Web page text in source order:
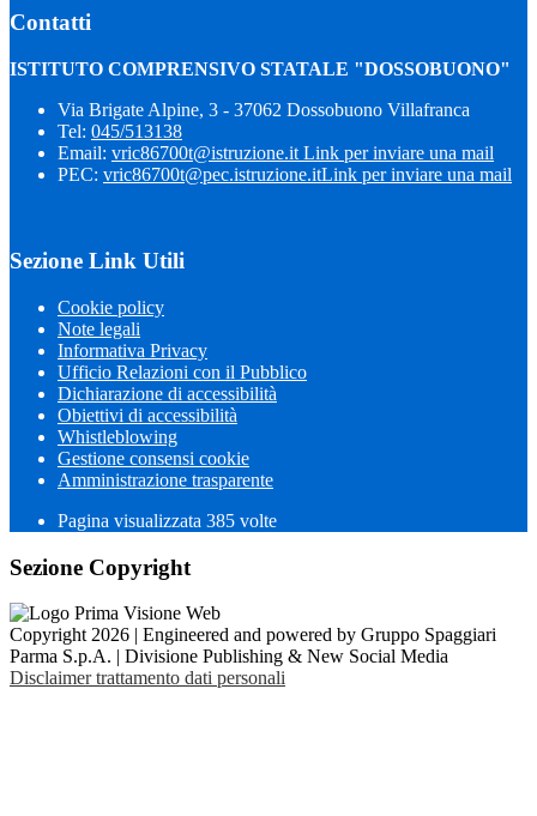
Contatti
ISTITUTO COMPRENSIVO STATALE "DOSSOBUONO"
Via Brigate Alpine, 3 - 37062 Dossobuono Villafranca
Tel: 045/513138
Email: vric86700t@istruzione.it Link per inviare una mail
PEC: vric86700t@pec.istruzione.itLink per inviare una mail
Sezione Link Utili
Cookie policy
Note legali
Informativa Privacy
Ufficio Relazioni con il Pubblico
Dichiarazione di accessibilità
Obiettivi di accessibilità
Whistleblowing
Gestione consensi cookie
Amministrazione trasparente
Pagina visualizzata 385 volte
Sezione Copyright
Copyright 2026 | Engineered and powered by Gruppo Spaggiari
Parma S.p.A. | Divisione Publishing & New Social Media
Disclaimer trattamento dati personali